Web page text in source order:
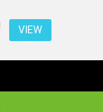
VIEW